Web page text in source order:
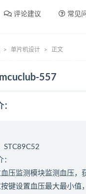
评论建议 常见
单片机设计 正文
557
STC89C52
压监测模块监测血压，
键设置血压最大最小值